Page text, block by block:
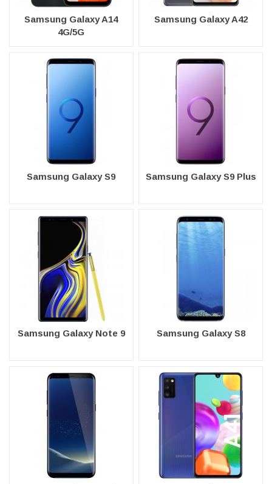
Samsung Galaxy A14
4G/5G
Samsung Galaxy A42
Samsung Galaxy S9 Samsung Galaxy S9 Plus
Samsung Galaxy Note 9 Samsung Galaxy S8